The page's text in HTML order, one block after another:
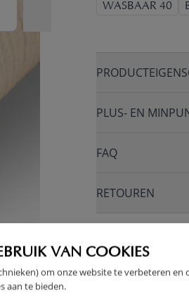
VAN COOKIES
om onze website te verbeteren en
aan te bieden.
WASBAAR 40
PLUS- EN
FAQ
RETOUREN